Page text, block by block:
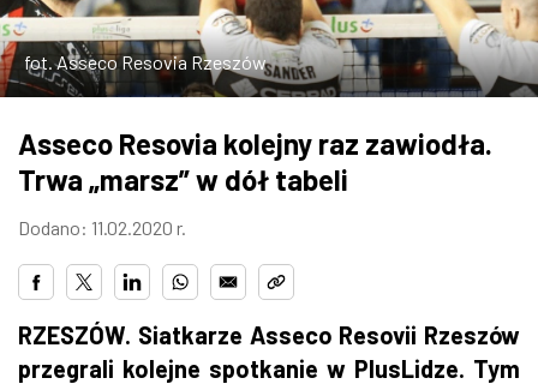
ZDJĘCIA
W RZESZOWIE
fot. Asseco Resovia Rzeszów
Asseco Resovia kolejny raz zawiodła.
Trwa „marsz” w dół tabeli
Dodano: 11.02.2020 r.
RZESZÓW. Siatkarze Asseco Resovii Rzeszów
przegrali kolejne spotkanie w PlusLidze. Tym